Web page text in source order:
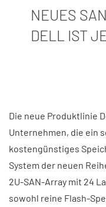
NEUES
DELL IST
Die neue Produktlinie
Unternehmen, die ein
kostengünstiges
System der neuen
2U-SAN-Array mit 24
sowohl reine Flash-